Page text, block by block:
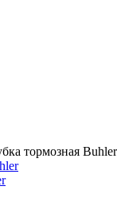
тормозная